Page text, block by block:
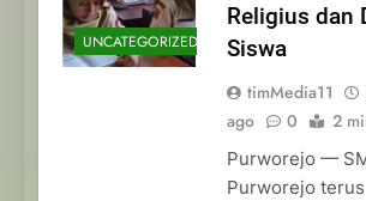
UNCATEGORIZED
Religius dan
Siswa
timMedia11
ago
0 2
Purworejo —
Purworejo terus